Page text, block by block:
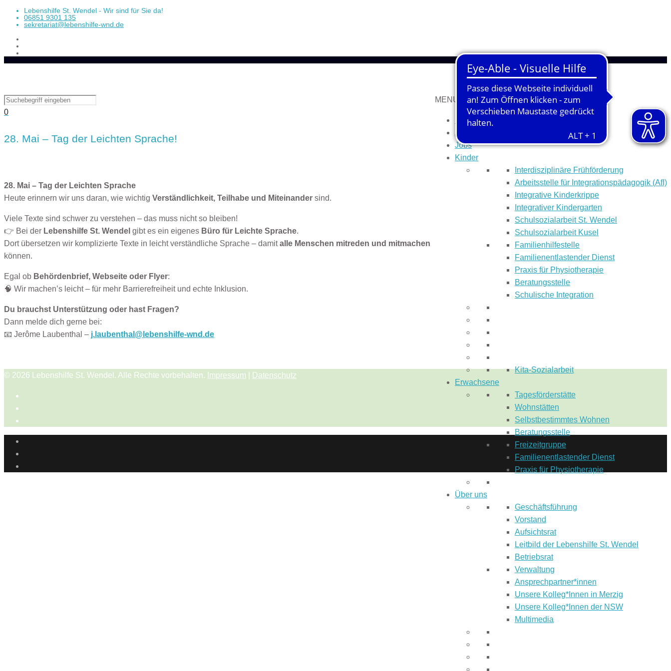
Lebenshilfe St. Wendel - Wir sind für Sie da!
06851 9301 135
sekretariat@lebenshilfe-wnd.de
MENU MENU
Start
Aktuelles
Jobs
Kinder
Inter­dis­ziplinäre Früh­­förderung
Arbeitsstelle für Integrationspädagogik (AfI)
Integrative Kinderkrippe
Integrativer Kindergarten
Schulsozialarbeit St. Wendel
Schulsozialarbeit Kusel
Familienhilfestelle
Familienentlastender Dienst
Praxis für Physiotherapie
Beratungsstelle
Schulische Integration
Kita-Sozialarbeit
Erwachsene
Tagesförderstätte
Wohnstätten
Selbstbestimmtes Wohnen
Beratungsstelle
Freizeitgruppe
Familienentlastender Dienst
Praxis für Physiotherapie
Über uns
Geschäftsführung
Vorstand
Aufsichtsrat
Leitbild der Lebenshilfe St. Wendel
Betriebsrat
Verwaltung
Ansprechpartner*innen
Unsere Kolleg*Innen in Merzig
Unsere Kolleg*Innen der NSW
Multimedia
0
28. Mai – Tag der Leichten Sprache!
28. Mai – Tag der Leichten Sprache
Heute erinnern wir uns daran, wie wichtig Verständlichkeit, Teilhabe und Miteinander sind.
Viele Texte sind schwer zu verstehen – das muss nicht so bleiben!
👉 Bei der Lebenshilfe St. Wendel gibt es ein eigenes Büro für Leichte Sprache.
Dort übersetzen wir komplizierte Texte in leicht verständliche Sprache – damitalle Menschen mitreden und mitmachen
können.
Egal ob Behördenbrief, Webseite oder Flyer:
🧠 Wir machen’s leicht – für mehr Barrierefreiheit und echte Inklusion.
Du brauchst Unterstützung oder hast Fragen?
Dann melde dich gerne bei:
📧 Jerôme Laubenthal – j.laubenthal@lebenshilfe-wnd.de
© 2026 Lebenshilfe St. Wendel. Alle Rechte vorbehalten. Impressum Datenschutz